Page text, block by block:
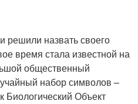
решили назвать своего
время стала известной на
общественный
набор символов –
Объект